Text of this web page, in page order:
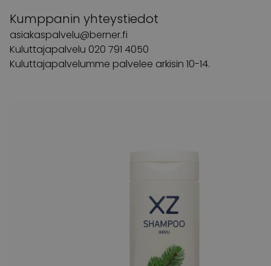
Kumppanin yhteystiedot
asiakaspalvelu@berner.fi
Kuluttajapalvelu 020 791 4050
Kuluttajapalvelumme palvelee arkisin 10-14.